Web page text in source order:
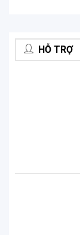
HỖ TRỢ